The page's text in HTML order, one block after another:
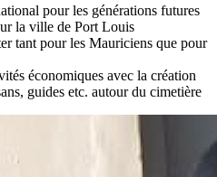
pour les générations futures
la ville de Port Louis
tant pour les Mauriciens que pour
économiques avec la création
guides etc. autour du cimetière